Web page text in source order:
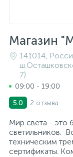
Магазин
141014,
7)
09:00 - 19:00
5.0
2 отзыва
Мир света - это
светильников.
техническим
сертификаты.
Штативы для
Страховочные
Страховочные
Стропы
Шлемы для
Щитки лицевые
Пистолеты
Рубанки
Степлеры
Строительные
Фены
Патч-корды и
Предохранители
Провода, кабели
Протяжки для
Прочие